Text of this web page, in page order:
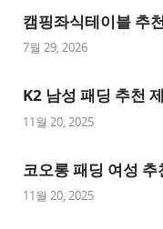
이
트
천
사
트
1
캠핑좌식테이블 추
7월 29, 2026
K2 남성 패딩 추천
11월 20, 2025
코오롱 패딩 여성 추
11월 20, 2025